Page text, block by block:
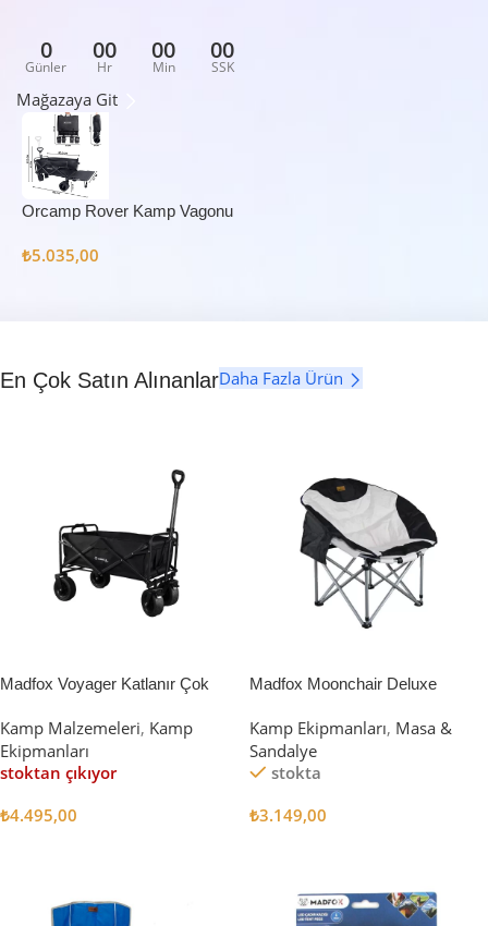
0
Günler
00
Hr
00
Min
00
SSK
Mağazaya Git
Orcamp Rover Kamp Vagonu
₺5.035,00
En Çok Satın AlınanlarDaha Fazla Ürün
Madfox Voyager Katlanır Çok
[Vagon] BLACK
Kamp Malzemeleri, Kamp
Ekipmanları
stoktan çıkıyor
₺4.495,00
Madfox Moonchair Deluxe
Siyah/Gri
Kamp Ekipmanları, Masa &
Sandalye
stokta
₺3.149,00